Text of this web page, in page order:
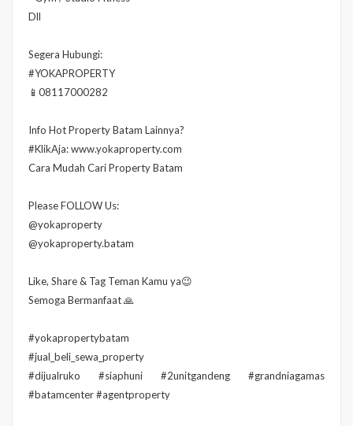
Dll
Segera Hubungi:
#YOKAPROPERTY
📱08117000282
Info Hot Property Batam Lainnya?
#KlikAja: www.yokaproperty.com
Cara Mudah Cari Property Batam
Please FOLLOW Us:
@yokaproperty
@yokaproperty.batam
Like, Share & Tag Teman Kamu ya😉
Semoga Bermanfaat 🙏
#yokapropertybatam
#jual_beli_sewa_property
#dijualruko #siaphuni #2unitgandeng #grandniagamas
#batamcenter #agentproperty